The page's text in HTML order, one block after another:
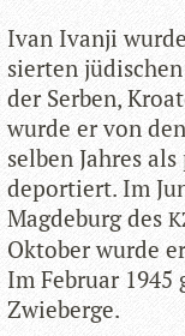
Ivan Ivanji
sier­ten
der Ser­ben,
wurde er von
sel­ben Jah­res
depor­tiert. Im
Mag­de­burg des
Okto­ber wurde
Im Februar
Zwieberge.